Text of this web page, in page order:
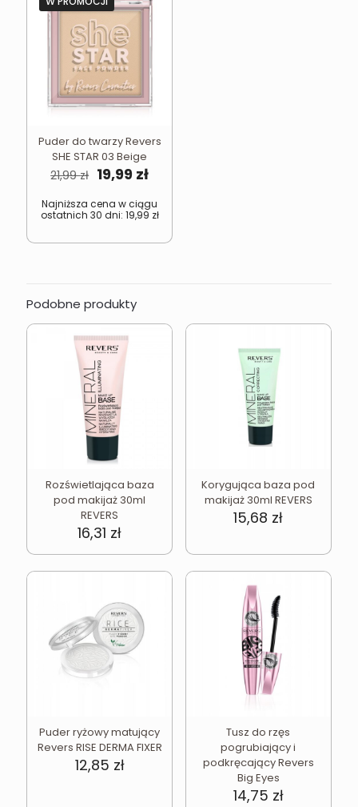
Puder do twarzy Revers
SHE STAR 03 Beige
21,99zł Pierwotna
wynosiła:
21,99 zł.
19,99 złAktualna
wynosi:
19,99 zł.
Najniższa cena w ciągu
ostatnich 30 dni: 19,99 zł
Podobne produkty
Rozświetlająca baza
pod makijaż 30ml
REVERS
16,31 zł
Korygująca baza pod
makijaż 30ml REVERS
15,68 zł
Puder ryżowy matujący
Revers RISE DERMA FIXER
12,85 zł
Tusz do rzęs
pogrubiający i
podkręcający Revers
Big Eyes
14,75 zł